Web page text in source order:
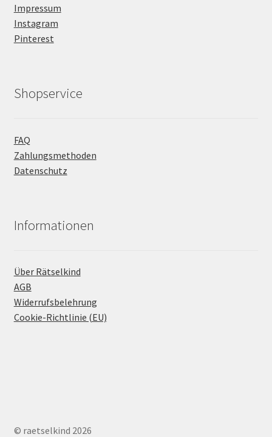
Impressum
Instagram
Pinterest
Shopservice
FAQ
Zahlungsmethoden
Datenschutz
Informationen
Über Rätselkind
AGB
Widerrufsbelehrung
Cookie-Richtlinie (EU)
© raetselkind 2026